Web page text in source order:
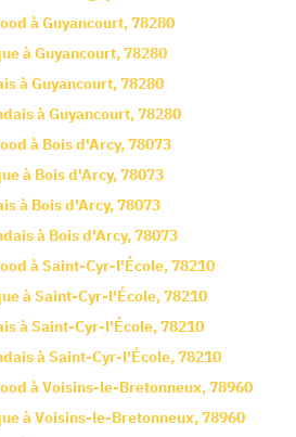
àGuyancourt,78280
àGuyancourt,78280
àGuyancourt,78280
àGuyancourt,78280
à Bois d'Arcy,78073
à Bois d'Arcy,78073
à Bois d'Arcy,78073
à Bois d'Arcy,78073
àSaint-Cyr-l'École,78210
àSaint-Cyr-l'École,78210
àSaint-Cyr-l'École,78210
àSaint-Cyr-l'École,78210
àVoisins-le-Bretonneux,78960
àVoisins-le-Bretonneux,78960